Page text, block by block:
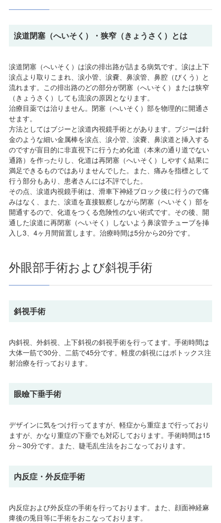
涙道閉塞（へいそく）・狭窄（きょうさく）とは
涙道閉塞（へいそく）は涙の排出路が詰まる病気です。涙は上下
涙点より取りこまれ、涙小管、涙嚢、鼻涙管、鼻腔（びくう）と
流れます。この排出路のどの部分が閉塞（へいそく）または狭窄
（きょうさく）しても流涙の原因となります。
治療目薬では治りません。閉塞（へいそく）部を物理的に開通さ
せます。
方法としてはブジーと涙道内視鏡手術とがあります。ブジーは針
金のような細い金属棒を涙点、涙小管、涙嚢、鼻涙道と挿入する
のですが盲目的に非直視下に行うため化道（本来の通り道でない
通路）を作ったりし、化道は再閉塞（へいそく）しやすく結果に
満足できるものではありませんでした。また、痛みを指標として
行う部分もあり、患者さんには不評でした。
その点、涙道内視鏡手術は、滑車下神経ブロック後に行うので痛
みはなく、また、涙道を直接観察しながら閉塞（へいそく）部を
開通するので、化道をつくる危険性のない術式です。その後、開
通した涙道に再閉塞（へいそく）しないよう鼻涙管チューブを挿
入し3、4ヶ月間留置します。治療時間は5分から20分です。
外眼部手術および斜視手術
斜視手術
内斜視、外斜視、上下斜視の斜視手術を行ってます。手術時間は
大体一筋で30分、二筋で45分です。軽度の斜視にはボトックス注
射治療を行っております。
眼瞼下垂手術
デザインに気をつけ行ってますが、軽症から重症まで行っており
ますが、かなり重症の下垂でも対応しております。手術時間は15
分～30分です。また、睫毛乱生法をおこなっております。
内反症・外反症手術
内反症および外反症の手術を行っております。また、顔面神経麻
痺後の兎目等に手術をおこなっております。